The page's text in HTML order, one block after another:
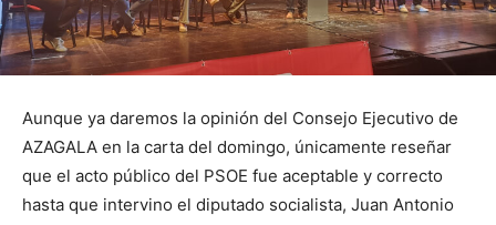
Aunque ya daremos la opinión del Consejo Ejecutivo de
AZAGALA en la carta del domingo, únicamente reseñar
que el acto público del PSOE fue aceptable y correcto
hasta que intervino el diputado socialista, Juan Antonio